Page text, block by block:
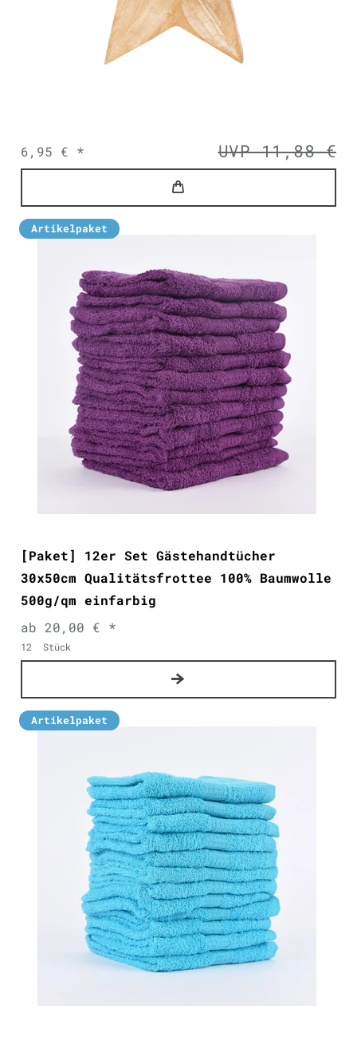
UVP 11,88 €
6,95 € *
Artikelpaket
[Paket] 12er Set Gästehandtücher
30x50cm Qualitätsfrottee 100% Baumwolle
500g/qm einfarbig
ab 20,00 € *
12 Stück
Artikelpaket